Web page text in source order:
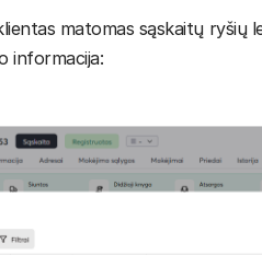
matomas sąskaitų ryšių
informacija: